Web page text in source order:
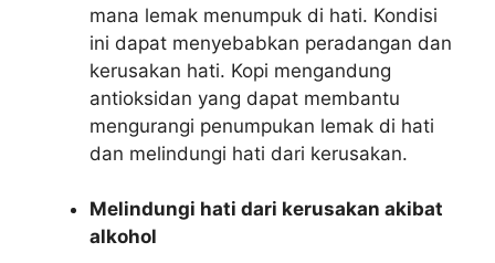
mana lemak menumpuk di hati. Kondisi
ini dapat menyebabkan peradangan dan
kerusakan hati. Kopi mengandung
antioksidan yang dapat membantu
mengurangi penumpukan lemak di hati
dan melindungi hati dari kerusakan.
Melindungi hati dari kerusakan akibat
alkohol